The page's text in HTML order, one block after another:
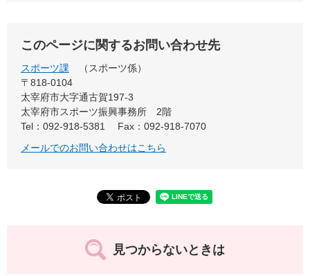
このページに関するお問い合わせ先
スポーツ課
スポーツ係
〒818-0104
太宰府市大字通古賀197-3
太宰府市スポーツ振興事務所 2階
Tel：092-918-5381
Fax：092-918-7070
メールでのお問い合わせはこちら
見つからないときは